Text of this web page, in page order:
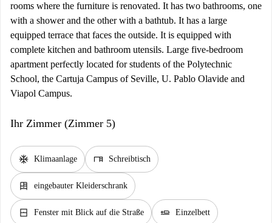
rooms where the furniture is renovated. It has two bathrooms, one
with a shower and the other with a bathtub. It has a large
equipped terrace that faces the outside. It is equipped with
complete kitchen and bathroom utensils. Large five-bedroom
apartment perfectly located for students of the Polytechnic
School, the Cartuja Campus of Seville, U. Pablo Olavide and
Viapol Campus.
Ihr Zimmer (Zimmer 5)
ac_unit Klimaanlage desk Schreibtisch
dresser eingebauter Kleiderschrank
window_closed Fenster mit Blick auf die Straße airline_seat_flat Einzelbett